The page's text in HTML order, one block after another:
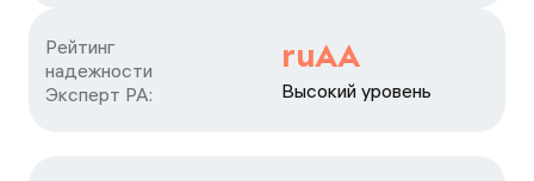
Рейтинг
надежности
Эксперт РА:
ruAA
Высокий уровень